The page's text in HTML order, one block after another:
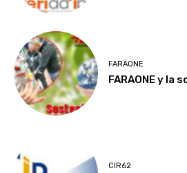
FARAONE
FARAONE y la
CIR62